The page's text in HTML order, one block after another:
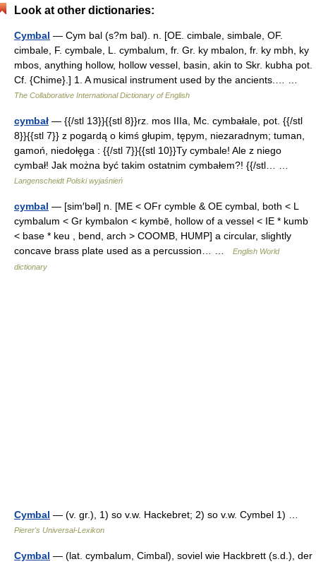
Look at other dictionaries:
Cymbal — Cym bal (s?m bal). n. [OE. cimbale, simbale, OF.
cimbale, F. cymbale, L. cymbalum, fr. Gr. ky mbalon, fr. ky mbh, ky
mbos, anything hollow, hollow vessel, basin, akin to Skr. kubha pot.
Cf. {Chime}.] 1. A musical instrument used by the ancients.… …
The Collaborative International Dictionary of English
cymbał — {{/stl 13}}{{stl 8}}rz. mos IIIa, Mc. cymbałale, pot. {{/stl
8}}{{stl 7}} z pogardą o kimś głupim, tępym, niezaradnym; tuman,
gamoń, niedołęga : {{/stl 7}}{{stl 10}}Ty cymbale! Ale z niego
cymbał! Jak można być takim ostatnim cymbałem?! {{/stl… …
Langenscheidt Polski wyjaśnień
cymbal — [sim′bəl] n. [ME < OFr cymble & OE cymbal, both < L
cymbalum < Gr kymbalon < kymbē, hollow of a vessel < IE * kumb
< base * keu , bend, arch > COOMB, HUMP] a circular, slightly
concave brass plate used as a percussion… …
English World
dictionary
Cymbal — (v. gr.), 1) so v.w. Hackebret; 2) so v.w. Cymbel 1) …
Pierer's Universal-Lexikon
Cymbal — (lat. cymbalum, Cimbal), soviel wie Hackbrett (s.d.), der